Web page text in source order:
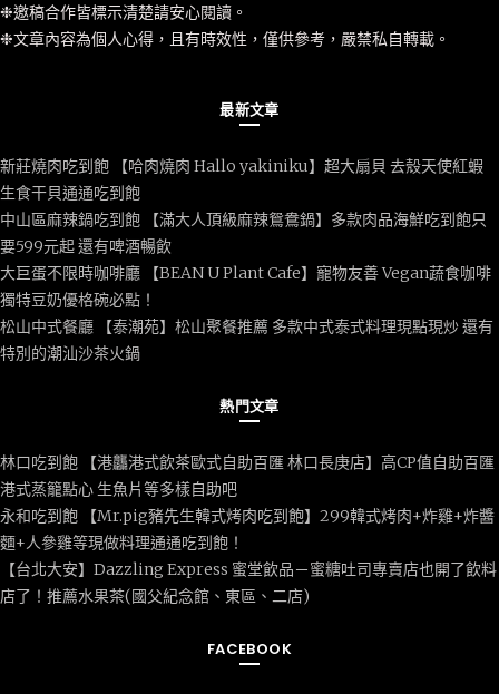
❉邀稿合作皆標示清楚請安心閱讀。
❉文章內容為個人心得，且有時效性，僅供參考，嚴禁私自轉載。
最新文章
新莊燒肉吃到飽 【哈肉燒肉 Hallo yakiniku】超大扇貝 去殼天使紅蝦
生食干貝通通吃到飽
中山區麻辣鍋吃到飽 【滿大人頂級麻辣鴛鴦鍋】多款肉品海鮮吃到飽只
要599元起 還有啤酒暢飲
大巨蛋不限時咖啡廳 【BEAN U Plant Cafe】寵物友善 Vegan蔬食咖啡
獨特豆奶優格碗必點！
松山中式餐廳 【泰潮苑】松山聚餐推薦 多款中式泰式料理現點現炒 還有
特別的潮汕沙茶火鍋
熱門文章
林口吃到飽 【港龘港式飲茶歐式自助百匯 林口長庚店】高CP值自助百匯
港式蒸籠點心 生魚片等多樣自助吧
永和吃到飽 【Mr.pig豬先生韓式烤肉吃到飽】299韓式烤肉+炸雞+炸醬
麵+人參雞等現做料理通通吃到飽！
【台北大安】Dazzling Express 蜜堂飲品－蜜糖吐司專賣店也開了飲料
店了！推薦水果茶(國父紀念館、東區、二店)
FACEBOOK